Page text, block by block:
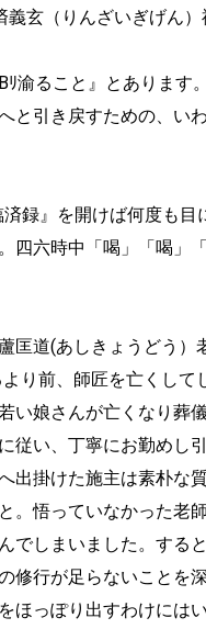
玄（りんざいぎげん）
渝ること』とあります
と引き戻すための、い
録』を開けば何度も目
四六時中「喝」「喝」
匡道(あしきょうどう
り前、師匠を亡くし
い娘さんが亡くなり葬
従い、丁寧にお勤めし
出掛けた施主は素朴な
。悟っていなかった老
でしまいました。する
修行が足らないことを
ほっぽり出すわけには